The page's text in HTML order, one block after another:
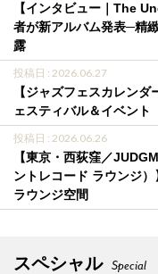
【インタビュー｜The
者が新アルバム発表─精
露
投稿日 : 2026.06.27
【ジャズフェスカレン
ェスティバル＆イベント
投稿日 : 2026.06.26
【東京・西荻窪／
ントレコード ラウンジ
ラウンジ空間
スペシャル Special